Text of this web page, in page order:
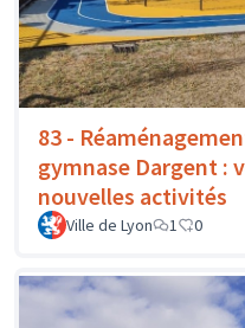
83 -
gymnase Dargent :
nouvelles activités
Ville de Lyon 1 0